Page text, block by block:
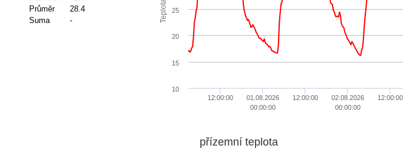
Průměr
28.4
Suma
-
12:00:00
01.08.2026
00:00:00
12:00:00
02.08.2026
00:00:00
12:00:00
10
15
20
25
přízemní teplota